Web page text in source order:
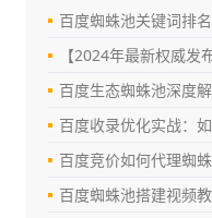
百度蜘蛛池关键词排名原
【2024年最新权威发布】百度收
百度生态蜘蛛池深度解
百度收录优化实战：如何科学
百度竞价如何代理蜘蛛池？
百度蜘蛛池搭建视频教程：